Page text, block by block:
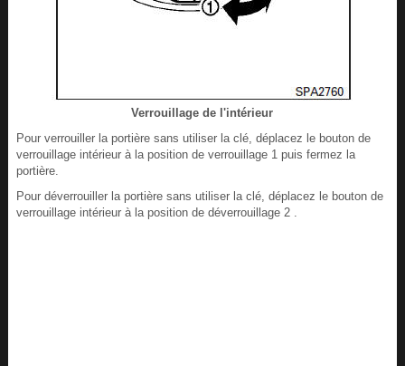
Verrouillage de l'intérieur
Pour verrouiller la portière sans utiliser la clé, déplacez le bouton de
verrouillage intérieur à la position de verrouillage 1 puis fermez la
portière.
Pour déverrouiller la portière sans utiliser la clé, déplacez le bouton de
verrouillage intérieur à la position de déverrouillage 2 .